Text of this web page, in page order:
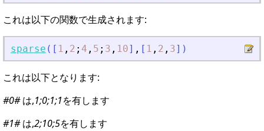
これは以下の関数で生成されます:
sparse ( [ 1 , 2 ; 4 , 5 ; 3 , 10] , [ 1 , 2 , 3] )
これは以下となります:
#0#は,1;0;1;1を有します
#1#は,2;10;5を有します